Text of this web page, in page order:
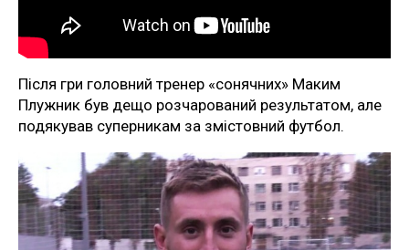
Після гри головний тренер «сонячних» Маким
Плужник був дещо розчарований результатом, але
подякував суперникам за змістовний футбол.